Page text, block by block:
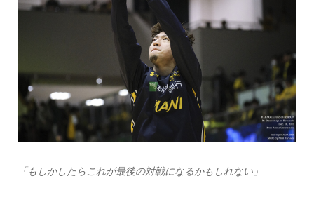
「もしかしたらこれが最後の対戦になるかもしれない」